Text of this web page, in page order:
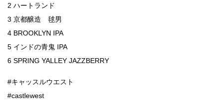
2 ハートランド
3 京都醸造 毬男
4 BROOKLYN IPA
5 インドの青鬼 IPA
6 SPRING YALLEY JAZZBERRY
#キャッスルウエスト
#castlewest